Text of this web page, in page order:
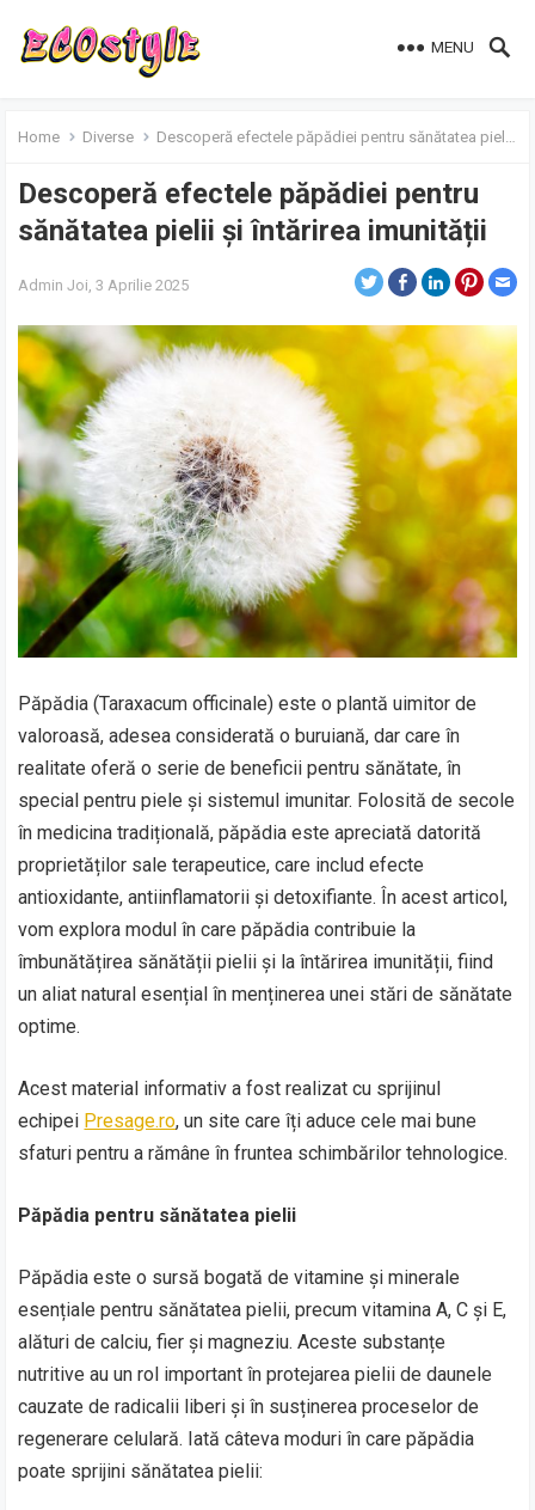
MENU
Home Diverse Descoperă efectele păpădiei pentru sănătatea pielii și întărirea imunității
Descoperă efectele păpădiei pentru
sănătatea pielii și întărirea imunității
Admin Joi, 3 Aprilie 2025
Păpădia (Taraxacum officinale) este o plantă uimitor de
valoroasă, adesea considerată o buruiană, dar care în
realitate oferă o serie de beneficii pentru sănătate, în
special pentru piele și sistemul imunitar. Folosită de secole
în medicina tradițională, păpădia este apreciată datorită
proprietăților sale terapeutice, care includ efecte
antioxidante, antiinflamatorii și detoxifiante. În acest articol,
vom explora modul în care păpădia contribuie la
îmbunătățirea sănătății pielii și la întărirea imunității, fiind
un aliat natural esențial în menținerea unei stări de sănătate
optime.
Acest material informativ a fost realizat cu sprijinul
echipei Presage.ro, un site care îți aduce cele mai bune
sfaturi pentru a rămâne în fruntea schimbărilor tehnologice.
Păpădia pentru sănătatea pielii
Păpădia este o sursă bogată de vitamine și minerale
esențiale pentru sănătatea pielii, precum vitamina A, C și E,
alături de calciu, fier și magneziu. Aceste substanțe
nutritive au un rol important în protejarea pielii de daunele
cauzate de radicalii liberi și în susținerea proceselor de
regenerare celulară. Iată câteva moduri în care păpădia
poate sprijini sănătatea pielii: